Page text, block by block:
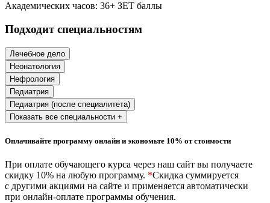
и служащих
История и археология
Психологические науки
Техносферная безопасность и ОТ
Техносферная безопасность и
природообустройство
Экологическая безопасность в
промышленности
Академических часов: 36+ ЗЕТ баллы
Подходит специальностям
Лечебное дело
Неонатология
Нефрология
Педиатрия
Педиатрия (после специалитета)
Показать все специальности +
Оплачивайте программу онлайн и экономьте 10% от стоимости
При оплате обучающего курса через наш сайт вы получаете
скидку 10% на любую программу. *Скидка суммируется
с другими акциями на сайте и применяется автоматически
при онлайн-оплате программы обучения.